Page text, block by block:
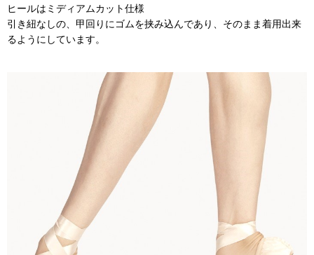
ヒールはミディアムカット仕様
引き紐なしの、甲回りにゴムを挟み込んであり、そのまま着用出来
るようにしています。